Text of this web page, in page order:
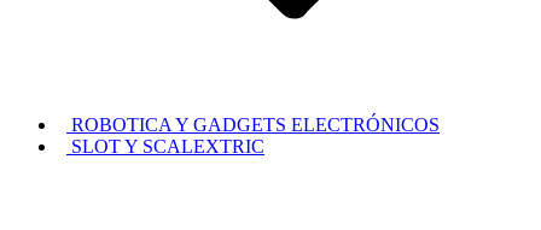
ROBOTICA Y GADGETS ELECTRÓNICOS
SLOT Y SCALEXTRIC